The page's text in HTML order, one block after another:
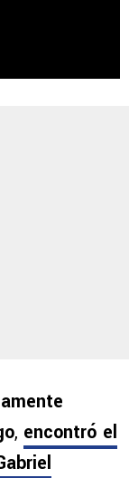
, encontró el